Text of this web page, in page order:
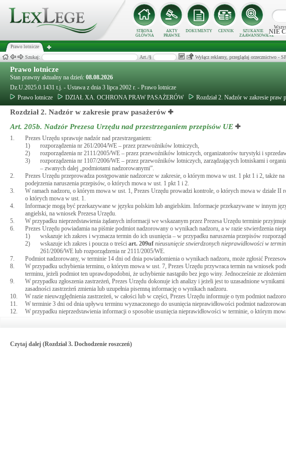
STRONA
GŁÓWNA
AKTY
PRAWNE
DOKUMENTY CENNIK
SZUKANIE
ZAAWANSOWANE
NIE
Prawo lotnicze
Szukaj: Art./§ Wyłącz reklamy, przeglądaj orzecznictwo -
Prawo lotnicze
Stan prawny aktualny na dzień: 08.08.2026
Dz.U.2025.0.1431 t.j. - Ustawa z dnia 3 lipca 2002 r. - Prawo lotnicze
Prawo lotnicze
DZIAŁ XA. OCHRONA PRAW PASAŻERÓW Rozdział 2. Nadzór w zakresie praw
Rozdział 2. Nadzór w zakresie praw pasażerów
Art. 205b. Nadzór Prezesa Urzędu nad przestrzeganiem przepisów UE
1.
Prezes Urzędu sprawuje nadzór nad przestrzeganiem:
1)
rozporządzenia nr 261/2004/WE – przez przewoźników lotniczych,
2)
rozporządzenia nr 2111/2005/WE – przez przewoźników lotniczych, organizatorów turystyki i
3)
rozporządzenia nr 1107/2006/WE – przez przewoźników lotniczych, zarządzających lotniskami i
– zwanych dalej „podmiotami nadzorowanymi”.
2.
Prezes Urzędu przeprowadza postępowanie nadzorcze w zakresie, o którym mowa w ust. 1 pkt 1 i 2, także
podejrzenia naruszenia przepisów, o których mowa w ust. 1 pkt 1 i 2.
3.
W ramach nadzoru, o którym mowa w ust. 1, Prezes Urzędu prowadzi kontrole, o których mowa w dziale II
o których mowa w ust. 1.
4.
Informacje mogą być przekazywane w języku polskim lub angielskim. Informacje przekazywane w innym
angielski, na wniosek Prezesa Urzędu.
5.
W przypadku nieprzedstawienia żądanych informacji we wskazanym przez Prezesa Urzędu terminie
6.
Prezes Urzędu powiadamia na piśmie podmiot nadzorowany o wynikach nadzoru, a w razie stwierdzenia
1)
wskazuje ich zakres i wyznacza termin do ich usunięcia – w przypadku naruszenia przepisów
2)
wskazuje ich zakres i poucza o treści art. 209uf nieusunięcie stwierdzonych nieprawidłowości w
261/2006/WE lub rozporządzenia nr 2111/2005/WE.
7.
Podmiot nadzorowany, w terminie 14 dni od dnia powiadomienia o wynikach nadzoru, może zgłosić
8.
W przypadku uchybienia terminu, o którym mowa w ust. 7, Prezes Urzędu przywraca termin na wniosek
terminu, jeżeli podmiot ten uprawdopodobni, że uchybienie nastąpiło bez jego winy. Jednocześnie ze
9.
W przypadku zgłoszenia zastrzeżeń, Prezes Urzędu dokonuje ich analizy i jeżeli jest to uzasadnione
zasadności zastrzeżeń zmienia lub uzupełnia pisemną informację o wynikach nadzoru.
10.
W razie nieuwzględnienia zastrzeżeń, w całości lub w części, Prezes Urzędu informuje o tym podmiot
11.
W terminie 3 dni od dnia upływu terminu wyznaczonego do usunięcia nieprawidłowości podmiot
12.
W przypadku nieprzedstawienia informacji o sposobie usunięcia nieprawidłowości w terminie, o którym
Czytaj dalej (Rozdział 3. Dochodzenie roszczeń)